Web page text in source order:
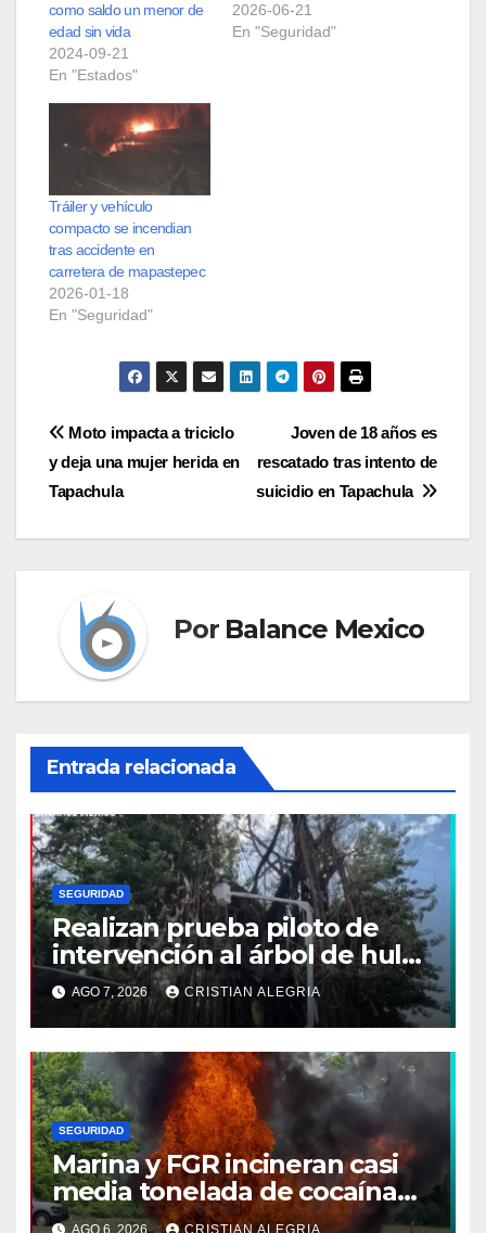
como saldo un menor de
edad sin vida
2024-09-21
En "Estados"
2026-06-21
En "Seguridad"
Tráiler y vehículo
compacto se incendian
tras accidente en
carretera de mapastepec
2026-01-18
En "Seguridad"
Navegación
de
entradas
Joven de 18 años es
rescatado tras intento de
suicidio en Tapachula
Moto impacta a triciclo
y deja una mujer herida en
Tapachula
Por Balance Mexico
Entrada relacionada
SEGURIDAD
Realizan prueba piloto de
intervención al árbol de hule
en Tapachula
AGO 7, 2026 CRISTIAN ALEGRIA
SEGURIDAD
Marina y FGR incineran casi
media tonelada de cocaína
asegurada frente a las costas
AGO 6, 2026 CRISTIAN ALEGRIA